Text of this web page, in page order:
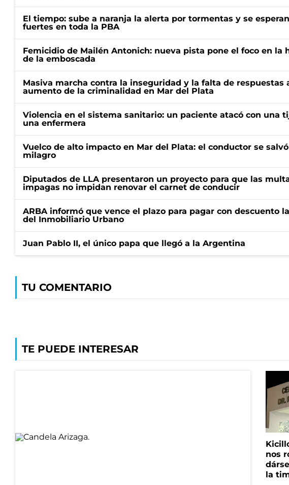
El tiempo: sube a naranja la alerta por tormentas y se
fuertes en toda la PBA
Femicidio de Mailén Antonich: nueva pista pone el foco en la
de la emboscada
Masiva marcha contra la inseguridad y la falta de respuestas
aumento de la criminalidad en Mar del Plata
Violencia en el sistema sanitario: un paciente atacó con una
una enfermera
Vuelco de alto impacto en Mar del Plata: el conductor se
milagro
Diputados de LLA presentaron un proyecto para que las
impagas no impidan renovar el carnet de conducir
ARBA informó que vence el plazo para pagar con descuento
del Inmobiliario Urbano
Juan Pablo II, el único papa que llegó a la Argentina
TU COMENTARIO
TE PUEDE INTERESAR
nos
la